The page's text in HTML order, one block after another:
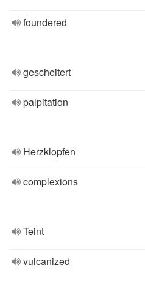
foundered
gescheitert
palpitation
Herzklopfen
complexions
Teint
vulcanized